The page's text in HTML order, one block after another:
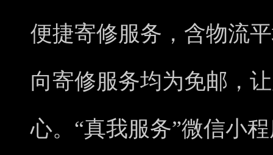
便捷寄修服务，含物流
向寄修服务均为免邮，
心。“真我服务”微信小